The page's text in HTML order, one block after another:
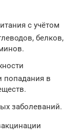
с учётом
белков,
попадания в
заболеваний.